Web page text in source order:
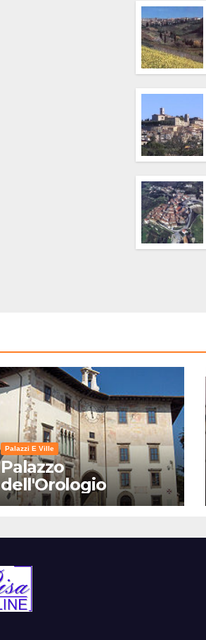
Palazzi E Ville
Palazzo
dell'Orologio